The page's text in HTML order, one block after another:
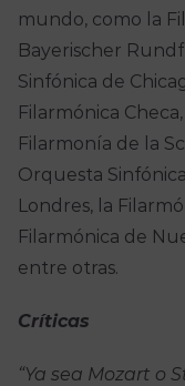
mundo, como la
Bayerischer
Sinfónica de
Filarmónica
Filarmonía de la
Orquesta
Londres, la
Filarmónica de
entre otras.
Críticas
“Ya sea Mozart o